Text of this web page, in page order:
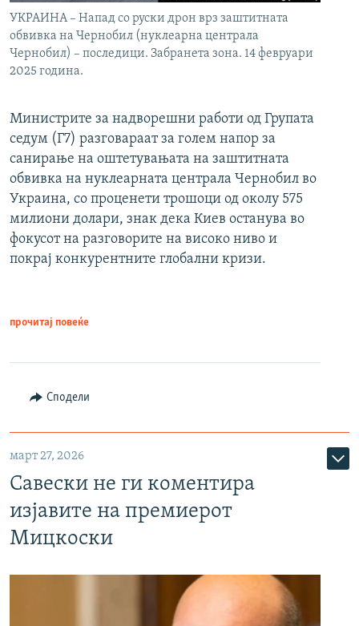
УКРАИНА – Напад со руски дрон врз заштитната
обвивка на Чернобил (нуклеарна централа
Чернобил) – последици. Забранета зона. 14 февруари
2025 година.
Министрите за надворешни работи од Групата
седум (Г7) разговараат за голем напор за
санирање на оштетувањата на заштитната
обвивка на нуклеарната централа Чернобил во
Украина, со проценети трошоци од околу 575
милиони долари, знак дека Киев останува во
фокусот на разговорите на високо ниво и
покрај конкурентните глобални кризи.
прочитај повеќе
Сподели
март 27, 2026
Савески не ги коментира
изјавите на премиерот
Мицкоски